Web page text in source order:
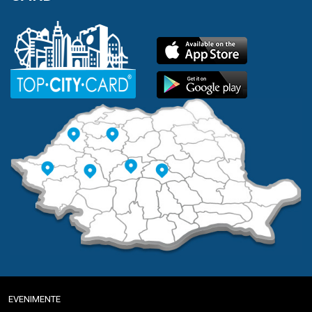
EVENIMENTE